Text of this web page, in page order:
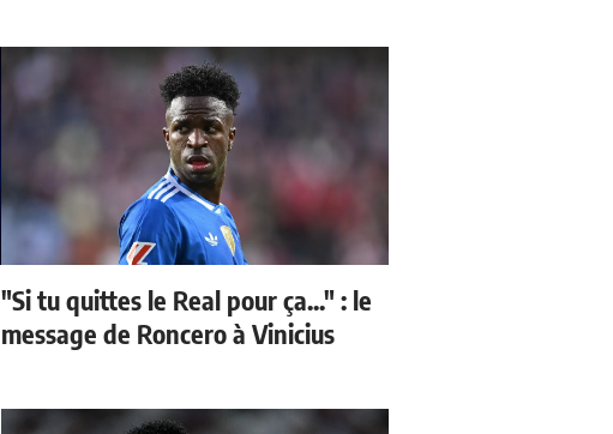
"Si tu quittes le Real pour ça..." : le
message de Roncero à Vinicius